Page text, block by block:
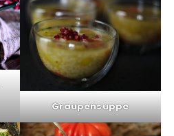
Graupensuppe